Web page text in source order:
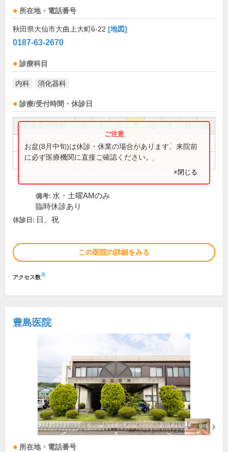
所在地・電話番号
秋田県大仙市大曲上大町6-22 [地図]
0187-63-2670
診療科目
内科 消化器科
診療/受付時間・休診日
祝
9:00～12:00 ● ● ● ● ●
14:00～17:00 ● ● ●
お盆(8月中旬)は休診・休業の場合があります。来院前
に必ず医療機関に直接ご確認ください。
×閉じる
備考: 水・土曜AMのみ
臨時休診あり
休診日: 日、祝
この医院の詳細をみる
アクセス数※
豊島医院
所在地・電話番号